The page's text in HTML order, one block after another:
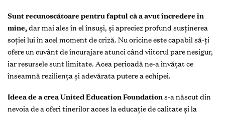
Sunt recunoscătoare pentru faptul că a avut încredere în
mine,dar mai ales în el însuși, și apreciez profund susținerea
soției lui în acel moment de criză. Nu oricine este capabil să-ți
ofere un cuvânt de încurajare atunci când viitorul pare nesigur,
iar resursele sunt limitate. Acea perioadă ne-a învățat ce
înseamnă reziliența și adevărata putere a echipei.
Ideea de a crea United Education Foundations-a născut din
nevoia de a oferi tinerilor acces la educație de calitate și la